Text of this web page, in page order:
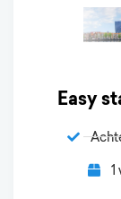
Easy